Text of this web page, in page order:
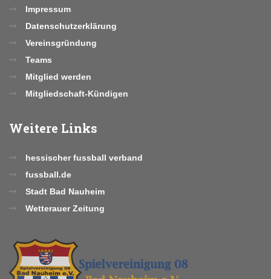
Impressum
Datenschutzerklärung
Vereinsgründung
Teams
Mitglied werden
Mitgliedschaft-Kündigen
Weitere Links
hessischer fussball verband
fussball.de
Stadt Bad Nauheim
Wetterauer Zeitung